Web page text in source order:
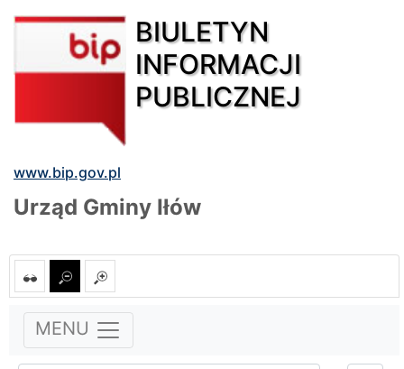
BIULETYN
INFORMACJI
PUBLICZNEJ
www.bip.gov.pl
Urząd Gminy Iłów
MENU